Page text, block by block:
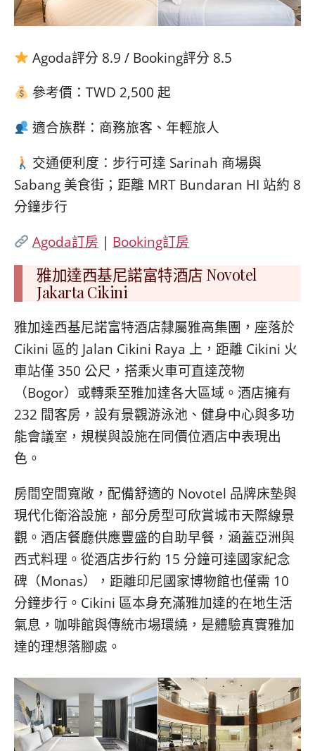
Agoda評分 8.9 / Booking評分 8.5
參考價：TWD 2,500 起
適合族群：商務旅客、年輕旅人
交通便利度：步行可達 Sarinah 商場與
Sabang 美食街；距離 MRT Bundaran HI 站約 8
分鐘步行
Agoda訂房 | Booking訂房
雅加達西基尼諾富特酒店 Novotel
Jakarta Cikini
雅加達西基尼諾富特酒店隸屬雅高集團，座落於
Cikini 區的 Jalan Cikini Raya 上，距離 Cikini 火
車站僅 350 公尺，搭乘火車可直達茂物
（Bogor）或轉乘至雅加達各大區域。酒店擁有
232 間客房，設有景觀游泳池、健身中心與多功
能會議室，規模與設施在同價位酒店中表現出
色。
房間空間寬敞，配備舒適的 Novotel 品牌床墊與
現代化衛浴設施，部分房型可欣賞城市天際線景
觀。酒店餐廳供應豐盛的自助早餐，涵蓋亞洲與
西式料理。從酒店步行約 15 分鐘可達國家紀念
碑（Monas），距離印尼國家博物館也僅需 10
分鐘步行。Cikini 區本身充滿雅加達的在地生活
氣息，咖啡館與傳統市場環繞，是體驗真實雅加
達的理想落腳處。